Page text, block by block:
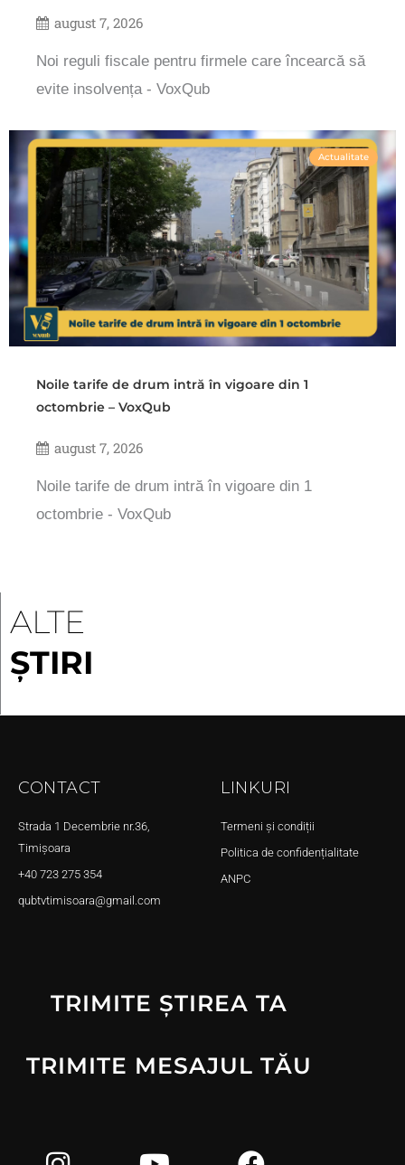
august 7, 2026
Noi reguli fiscale pentru firmele care încearcă să
evite insolvența - VoxQub
Actualitate
Noile tarife de drum intră în vigoare din 1
octombrie – VoxQub
august 7, 2026
Noile tarife de drum intră în vigoare din 1
octombrie - VoxQub
ALTE
ȘTIRI
CONTACT
Strada 1 Decembrie nr.36,
Timișoara
+40 723 275 354
qubtvtimisoara@gmail.com
LINKURI
Termeni și condiții
Politica de confidențialitate
ANPC
TRIMITE ȘTIREA TA
TRIMITE MESAJUL TĂU